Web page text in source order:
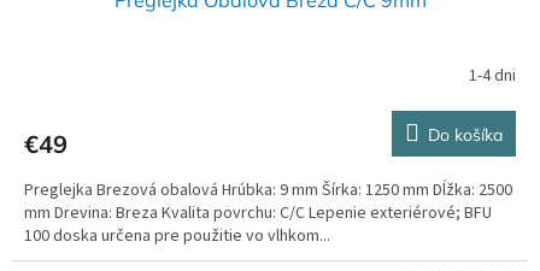
1-4 dni
€49 Do košíka
Preglejka Brezová obalová Hrúbka: 9 mm Šírka: 1250 mm Dĺžka: 2500
mm Drevina: Breza Kvalita povrchu: C/C Lepenie exteriérové; BFU
100 doska určena pre použitie vo vlhkom...